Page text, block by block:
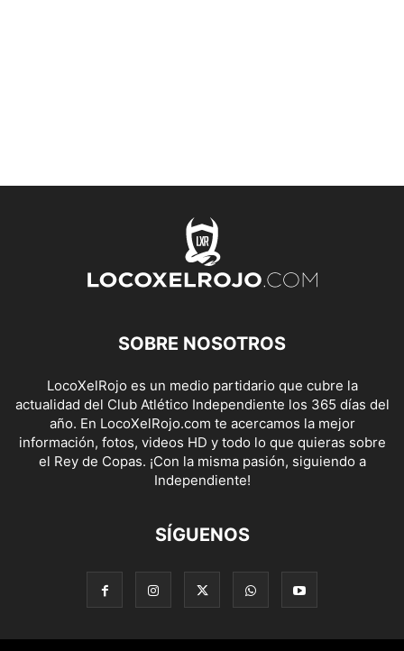
SOBRE NOSOTROS
LocoXelRojo es un medio partidario que cubre la
actualidad del Club Atlético Independiente los 365 días del
año. En LocoXelRojo.com te acercamos la mejor
información, fotos, videos HD y todo lo que quieras sobre
el Rey de Copas. ¡Con la misma pasión, siguiendo a
Independiente!
SÍGUENOS